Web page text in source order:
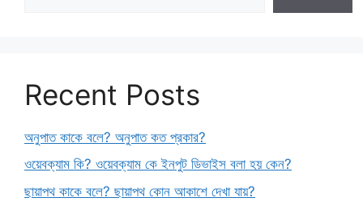
Recent Posts
অনুপাত কাকে বলে? অনুপাত কত প্রকার?
ওয়েবক্যাম কি? ওয়েবক্যাম কে ইনপুট ডিভাইস বলা হয় কেন?
ছায়াপথ কাকে বলে? ছায়াপথ কোন আকাশে দেখা যায়?